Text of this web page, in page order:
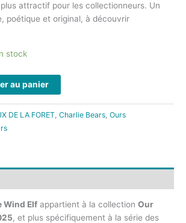
plus attractif pour les collectionneurs. Un
poétique et original, à découvrir
stock
au panier
DE LA FORET Charlie Bears Ours
Wind Elf appartient à la collection Our
, et plus spécifiquement à la série des